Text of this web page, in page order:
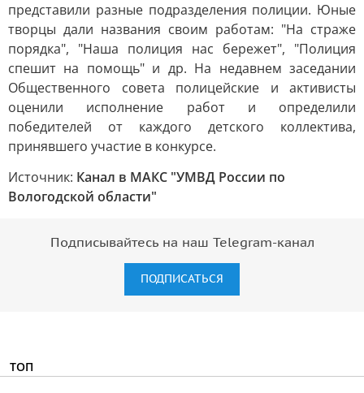
представили разные подразделения полиции. Юные
творцы дали названия своим работам: "На страже
порядка", "Наша полиция нас бережет", "Полиция
спешит на помощь" и др. На недавнем заседании
Общественного совета полицейские и активисты
оценили исполнение работ и определили
победителей от каждого детского коллектива,
принявшего участие в конкурсе.
Источник: Канал в МАКС "УМВД России по
Вологодской области"
Подписывайтесь на наш Telegram-канал
ПОДПИСАТЬСЯ
ТОП